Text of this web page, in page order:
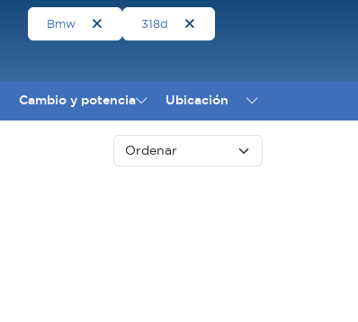
Bmw 318d
Cambio y potencia Ubicación